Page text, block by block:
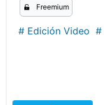
Freemium
# Edición Video #